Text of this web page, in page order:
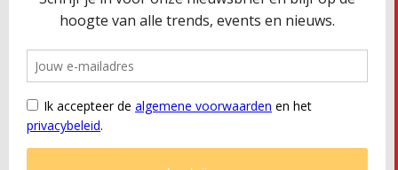
CONTACTEER ONS
Smaakbureau Meug
Kerkstraat 19 | 2060 Antwerpen
T +32 (0) 479 32 02 66